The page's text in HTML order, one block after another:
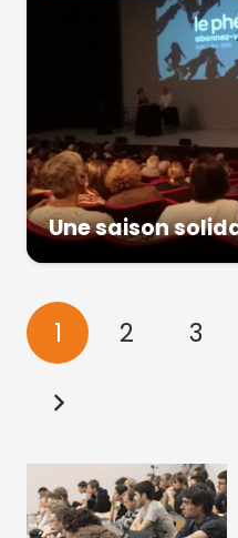
Une saison
1 2 3